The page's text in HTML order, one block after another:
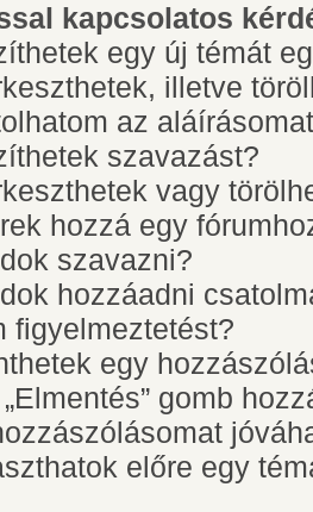
kapcsolatos
egy új témát
illetve
az
szavazást?
vagy
hozzá egy
szavazni?
hozzáadni
figyelmeztetést?
egy
gomb
előre egy